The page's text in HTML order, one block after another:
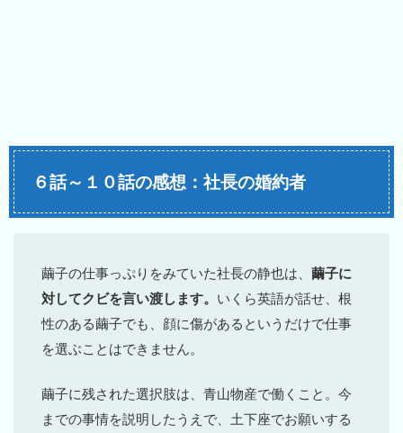
６話～１０話の感想：社長の婚約者
繭子の仕事っぷりをみていた社長の静也は、 繭子に
対してクビを言い渡します。 いくら英語が話せ、根
性のある繭子でも、顔に傷があるというだけで仕事
を選ぶことはできません。
繭子に残された選択肢は、青山物産で働くこと。今
までの事情を説明したうえで、土下座でお願いする